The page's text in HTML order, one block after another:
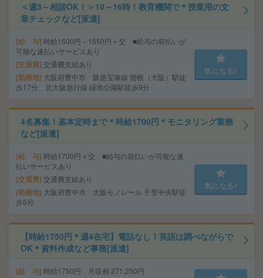
＜週3～相談OK！＞10～16時！教育機関で＊授業用の文
章チェックなど[派遣]
給 与 時給1500円～1550円＋交 ■給与の前払いが
可能な速払いサービスあり
交通費 交通費支給あり
勤務地 大阪府豊中市 阪急宝塚線 曽根（大阪）駅徒
歩17分、北大阪急行線 緑地公園駅徒歩9分
気になる!
4名募集！基本定時まで＊時給1700円＊モニタリング業務
など[派遣]
給 与 時給1700円＋交 ■給与の前払いが可能な速
払いサービスあり
交通費 交通費支給あり
勤務地 大阪府豊中市 大阪モノレール 千里中央駅徒
歩5分
気になる!
【時給1750円＊週4在宅】電話なし！英語は調べながらで
OK＊資料作成など事務[派遣]
給 与 時給1750円 月収例 271,250円